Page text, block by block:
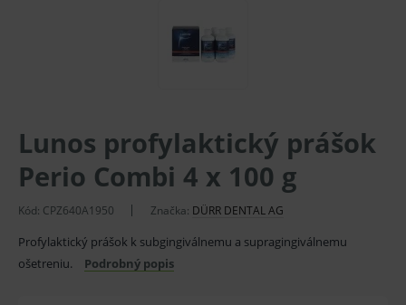
Lunos profylaktický prášok
Perio Combi 4 x 100 g
Kód: CPZ640A1950 Značka: DÜRR DENTAL AG
Profylaktický prášok k subgingiválnemu a supragingiválnemu
ošetreniu.
Podrobný popis